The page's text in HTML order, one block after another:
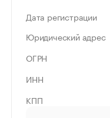
Дата регистрации
Юридический адрес
ОГРН
ИНН
КПП